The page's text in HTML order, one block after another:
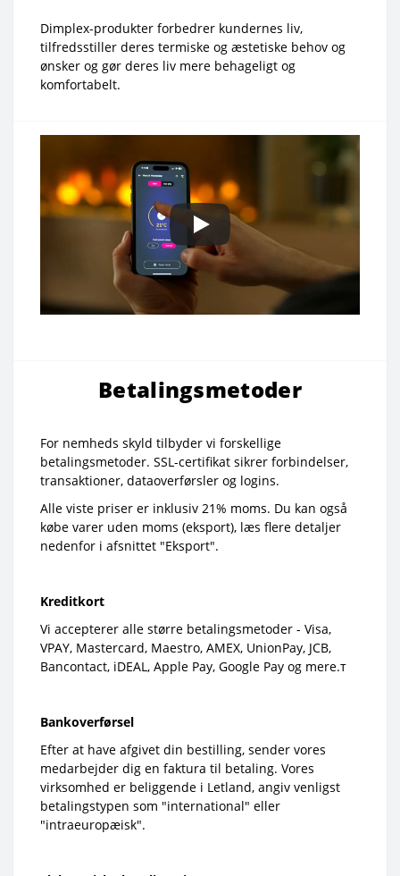
Dimplex-produkter forbedrer kundernes liv,
tilfredsstiller deres termiske og æstetiske behov og
ønsker og gør deres liv mere behageligt og
komfortabelt.
Betalingsmetoder
For nemheds skyld tilbyder vi forskellige
betalingsmetoder. SSL-certifikat sikrer forbindelser,
transaktioner, dataoverførsler og logins.
Alle viste priser er inklusiv 21% moms. Du kan også
købe varer uden moms (eksport), læs flere detaljer
nedenfor i afsnittet "Eksport".
Kreditkort
Vi accepterer alle større betalingsmetoder - Visa,
VPAY, Mastercard, Maestro, AMEX, UnionPay, JCB,
Bancontact, iDEAL, Apple Pay, Google Pay og mere.т
Bankoverførsel
Efter at have afgivet din bestilling, sender vores
medarbejder dig en faktura til betaling. Vores
virksomhed er beliggende i Letland, angiv venligst
betalingstypen som "international" eller
"intraeuropæisk".